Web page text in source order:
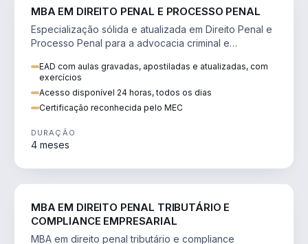
MBA EM DIREITO PENAL E PROCESSO PENAL
Especialização sólida e atualizada em Direito Penal e
Processo Penal para a advocacia criminal e
EAD com aulas gravadas, apostiladas e atualizadas, com
exercícios
Acesso disponível 24 horas, todos os dias
Certificação reconhecida pelo MEC
DURAÇÃO
4 meses
MBA EM DIREITO PENAL TRIBUTÁRIO E
COMPLIANCE EMPRESARIAL
MBA em direito penal tributário e compliance